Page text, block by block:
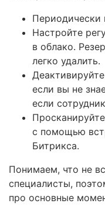
Периодически
Настройте
в облако.
легко удалить.
если вы не
если
с помощью
Битрикса.
Понимаем, что не
специалисты,
про основные